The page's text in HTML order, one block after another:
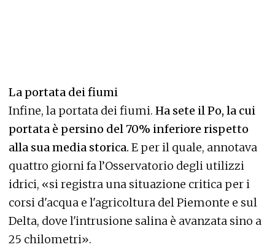
La portata dei fiumi
Infine, la portata dei fiumi. Ha sete il Po, la cui
portata è persino del 70% inferiore rispetto
alla sua media storica. E per il quale, annotava
quattro giorni fa l’Osservatorio degli utilizzi
idrici, «si registra una situazione critica per i
corsi d'acqua e l'agricoltura del Piemonte e sul
Delta, dove l'intrusione salina è avanzata sino a
25 chilometri».